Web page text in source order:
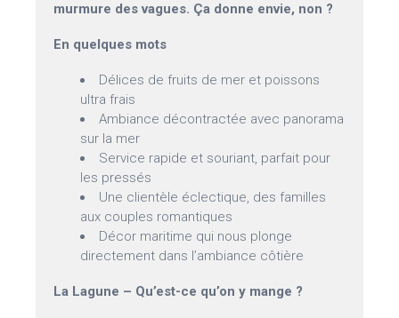
murmure des vagues. Ça donne envie, non ?
En quelques mots
Délices de fruits de mer et poissons
ultra frais
Ambiance décontractée avec panorama
sur la mer
Service rapide et souriant, parfait pour
les pressés
Une clientèle éclectique, des familles
aux couples romantiques
Décor maritime qui nous plonge
directement dans l’ambiance côtière
La Lagune – Qu’est-ce qu’on y mange ?